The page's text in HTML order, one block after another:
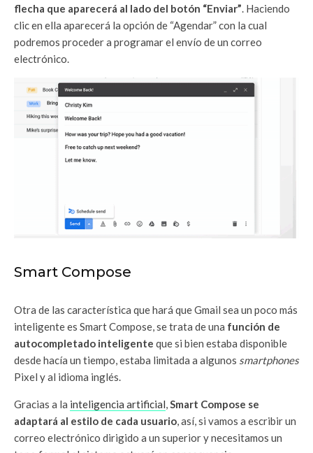
flecha que aparecerá al lado del botón “Enviar” . Haciendo
clic en ella aparecerá la opción de “Agendar” con la cual
podremos proceder a programar el envío de un correo
electrónico.
Smart Compose
Otra de las característica que hará que Gmail sea un poco más
inteligente es Smart Compose, se trata de una función de
autocompletado inteligente que si bien estaba disponible
desde hacía un tiempo, estaba limitada a algunos smartphones
Pixel y al idioma inglés.
Gracias a la inteligencia artificial,Smart Compose se
adaptará al estilo de cada usuario, así, si vamos a escribir un
correo electrónico dirigido a un superior y necesitamos un